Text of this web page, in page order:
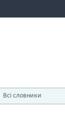
Всі словники